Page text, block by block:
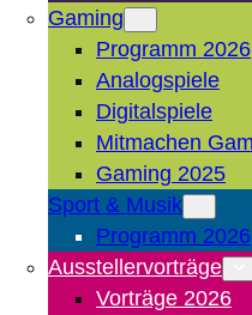
Gaming
Programm 2026
Analogspiele
Digitalspiele
Mitmachen
Gaming 2025
Sport & Musik
Programm 2026
Ausstellervorträge
Vorträge 2026